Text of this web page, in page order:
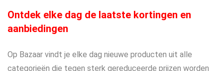
Ontdek elke dag de laatste kortingen en
aanbiedingen
Op Bazaar vindt je elke dag nieuwe producten uit alle
categorieën die tegen sterk gereduceerde prijzen worden